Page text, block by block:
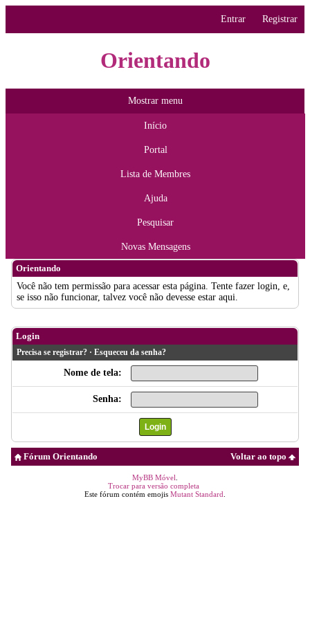
Entrar Registrar
Orientando
Mostrar menu
Início
Portal
Lista de Membres
Ajuda
Pesquisar
Novas Mensagens
Orientando
Você não tem permissão para acessar esta página. Tente fazer login, e,
se isso não funcionar, talvez você não devesse estar aqui.
Login
Precisa se registrar? · Esqueceu da senha?
Nome de tela:
Senha:
Voltar ao topo
Fórum Orientando
MyBB Móvel
Trocar para versão completa
Este fórum contém emojis Mutant Standard